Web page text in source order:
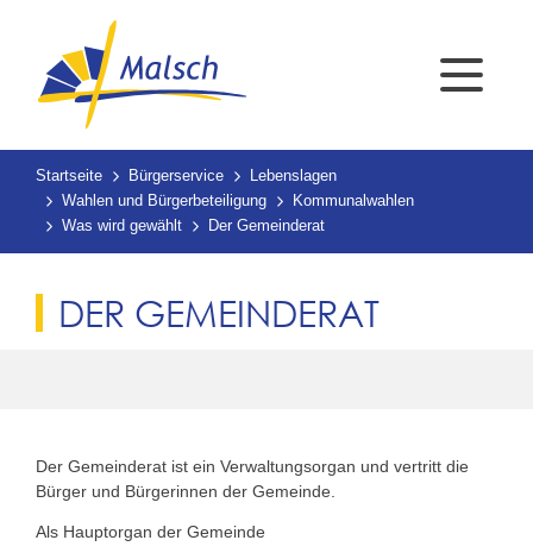
Startseite Bürgerservice
Lebenslagen
Wahlen und Bürgerbeteiligung
Kommunalwahlen
Was wird gewählt
Der Gemeinderat
DER GEMEINDERAT
Der Gemeinderat ist ein Verwaltungsorgan und vertritt die
Bürger und Bürgerinnen der Gemeinde.
Als Hauptorgan der Gemeinde